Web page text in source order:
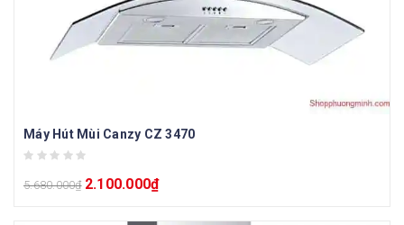
Máy Hút Mùi Canzy CZ 3470
5.680.000₫ 2.100.000₫